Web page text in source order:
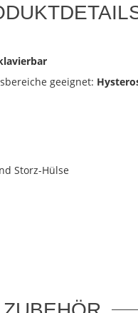
geeignet:
Storz-Hülse